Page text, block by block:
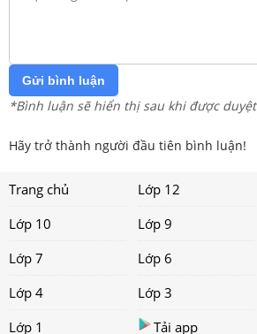
Gửi bình luận
*Bình luận sẽ hiển thị sau khi được duyệt
Hãy trở thành người đầu tiên bình luận!
Trang chủ Lớp 12
Lớp 10
Lớp 9
Lớp 7
Lớp 6
Lớp 4
Lớp 3
Lớp 1
Tải app